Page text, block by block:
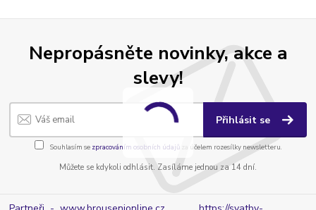
Nepropásněte novinky, akce a
slevy!
Přihlásit se
Souhlasím se zpracováním osobních údajůza účelem rozesílky newsletteru.
Můžete se kdykoli odhlásit. Zasíláme jednou za 14 dní.